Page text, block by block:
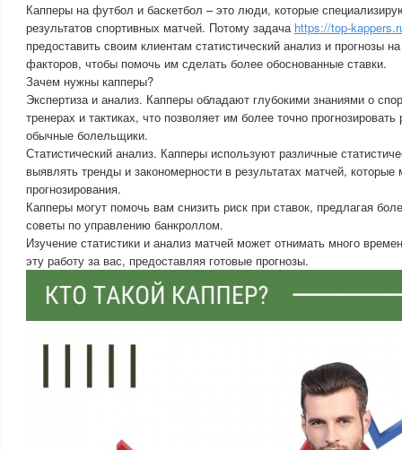
Капперы на футбол и баскетбол – это люди, которые
результатов спортивных матчей. Потому задача https://top-
предоставить своим клиентам статистический анализ и прогнозы
факторов, чтобы помочь им сделать более обоснованные ставки.
Зачем нужны капперы?
Экспертиза и анализ. Капперы обладают глубокими знаниями о
тренерах и тактиках, что позволяет им более точно
обычные болельщики.
Статистический анализ. Капперы используют различные
выявлять тренды и закономерности в результатах матчей,
прогнозирования.
Капперы могут помочь вам снизить риск при ставок, предлагая
советы по управлению банкроллом.
Изучение статистики и анализ матчей может отнимать много
эту работу за вас, предоставляя готовые прогнозы.